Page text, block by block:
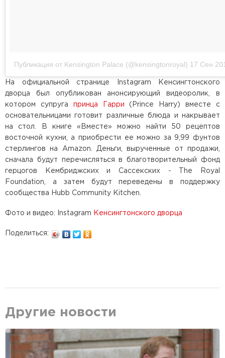
Публикация от Kensington Palace (@kensingtonroyal) 17 Сен
На официальной странице Instagram Кенсингтонского
дворца был опубликован анонсирующий видеоролик, в
котором супруга принца Гарри (Prince Harry) вместе с
основательницами готовит различные блюда и накрывает
на стол. В книге «Вместе» можно найти 50 рецептов
восточной кухни, а приобрести ее можно за 9,99 фунтов
стерлингов на Amazon. Деньги, вырученные от продажи,
сначала будут перечисляться в благотворительный фонд
герцогов Кембриджских и Сассекских - The Royal
Foundation, а затем будут переведены в поддержку
сообщества Hubb Community Kitchen.
Фото и видео: Instagram Кенсингтонского дворца
Поделиться:
Другие новости